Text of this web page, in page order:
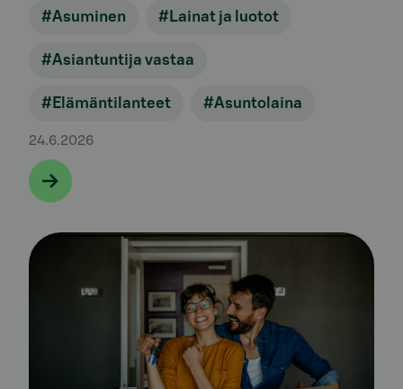
#Asuminen #Lainat ja luotot
#Asiantuntija vastaa
#Elämäntilanteet #Asuntolaina
24.6.2026